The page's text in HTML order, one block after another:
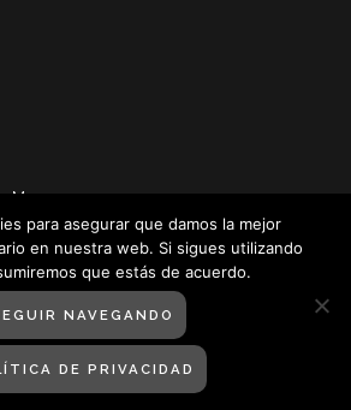
Manero
para asegurar que damos la mejor
en nuestra web. Si sigues utilizando
que estás de acuerdo.
NAVEGANDO
DE PRIVACIDAD